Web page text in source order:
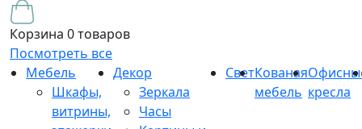
Корзина 0 товаров
Посмотреть все
Мебель
Шкафы,
витрины,
Декор
Зеркала
Часы
СветКованая
мебель кресла